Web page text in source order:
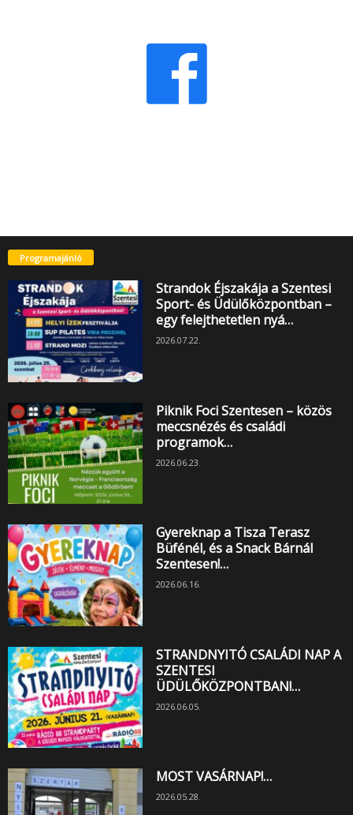
Programajánló
Strandok Éjszakája a Szentesi
Sport- és Üdülőközpontban –
egy felejthetetlen nyá…
2026.07.22.
Piknik Foci Szentesen – közös
meccsnézés és családi
programok…
2026.06.23.
Gyereknap a Tisza Terasz
Büfénél, és a Snack Bárnál
Szentesen!…
2026.06.16.
STRANDNYITÓ CSALÁDI NAP A
SZENTESI
ÜDÜLŐKÖZPONTBAN!…
2026.06.05.
MOST VASÁRNAP!…
2026.05.28.